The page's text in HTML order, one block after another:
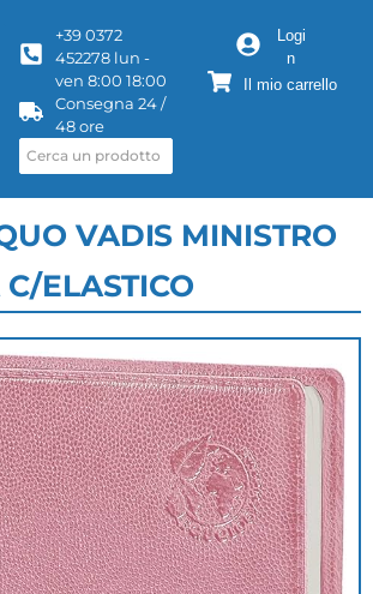
+39 0372
452278 lun -
ven 8:00 18:00
Consegna 24 /
48 ore
Logi
n
Il mio carrello
VADIS MINISTRO
ELASTICO